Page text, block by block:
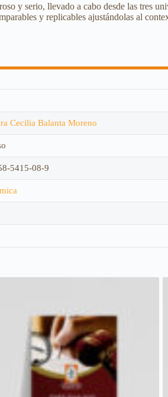
y serio, llevado a cabo desde las tres
y replicables ajustándolas al
Cecilia Balanta Moreno
5415-08-9